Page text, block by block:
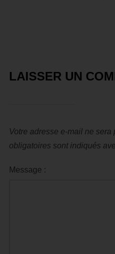
LAISSER UN
Votre adresse e-mail ne sera
obligatoires sont indiqués
Message :